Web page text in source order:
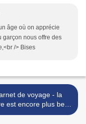
âge où on apprécie
garçon nous offre des
/> Bises
de voyage - la
est encore plus belle
on la regarde de